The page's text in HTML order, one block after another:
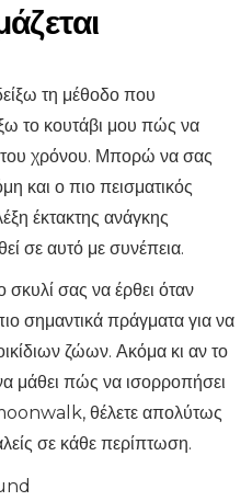
τη μέθοδο που
το κουτάβι μου πώς να
του χρόνου. Μπορώ να σας
και ο πιο πεισματικός
έκτακτης ανάγκης
σε αυτό με συνέπεια.
σας να έρθει όταν
σημαντικά πράγματα για να
ζώων. Ακόμα κι αν το
μάθει πώς να ισορροπήσει
θέλετε απολύτως
σε κάθε περίπτωση.